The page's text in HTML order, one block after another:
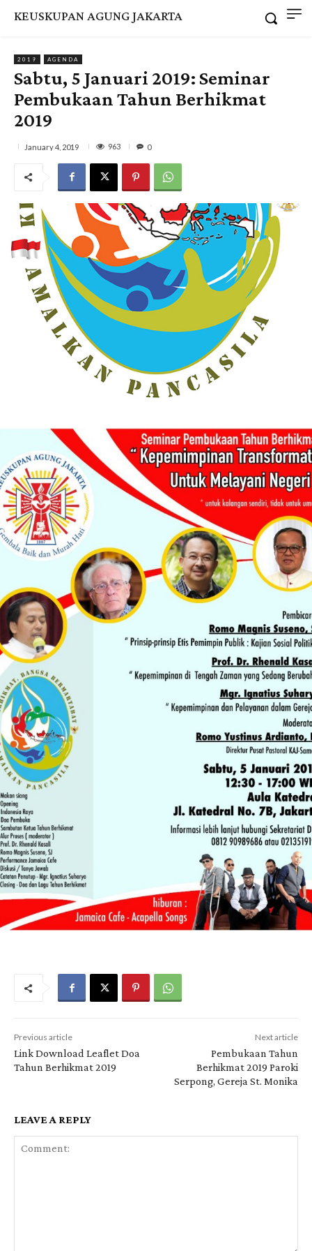
KEUSKUPAN AGUNG JAKARTA
2019 AGENDA
Sabtu, 5 Januari 2019: Seminar
Pembukaan Tahun Berhikmat
2019
January 4, 2019 963 0
Previous article
Link Download Leaflet Doa
Tahun Berhikmat 2019
Next article
Pembukaan Tahun
Berhikmat 2019 Paroki
Serpong, Gereja St. Monika
LEAVE A REPLY